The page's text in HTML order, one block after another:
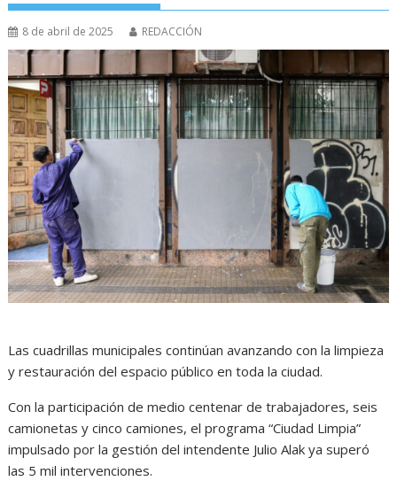
8 de abril de 2025 REDACCIÓN
Las cuadrillas municipales continúan avanzando con la limpieza
y restauración del espacio público en toda la ciudad.
Con la participación de medio centenar de trabajadores, seis
camionetas y cinco camiones, el programa “Ciudad Limpia”
impulsado por la gestión del intendente Julio Alak ya superó
las 5 mil intervenciones.